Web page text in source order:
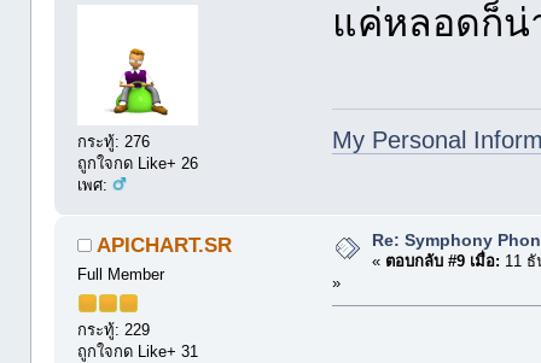
กระทู้: 276
ถูกใจกด Like+ 26
เพศ:
แค่หลอดก็น่
My Personal
APICHART.SR
Full Member
กระทู้: 229
ถูกใจกด Like+ 31
Re: Symphony
« ตอบกลับ #9 เมื่อ: 11 ธั
»